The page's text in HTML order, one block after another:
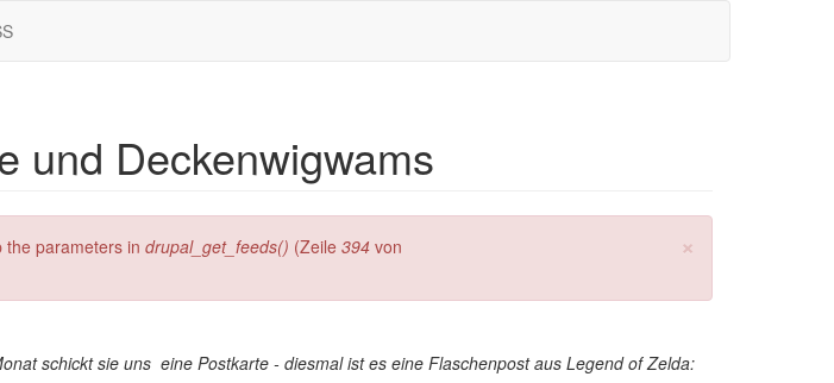
und Deckenwigwams
×
the parameters in drupal_get_feeds() (Zeile 394 von
schickt sie uns eine Postkarte - diesmal ist es eine Flaschenpost aus Legend of Zelda: